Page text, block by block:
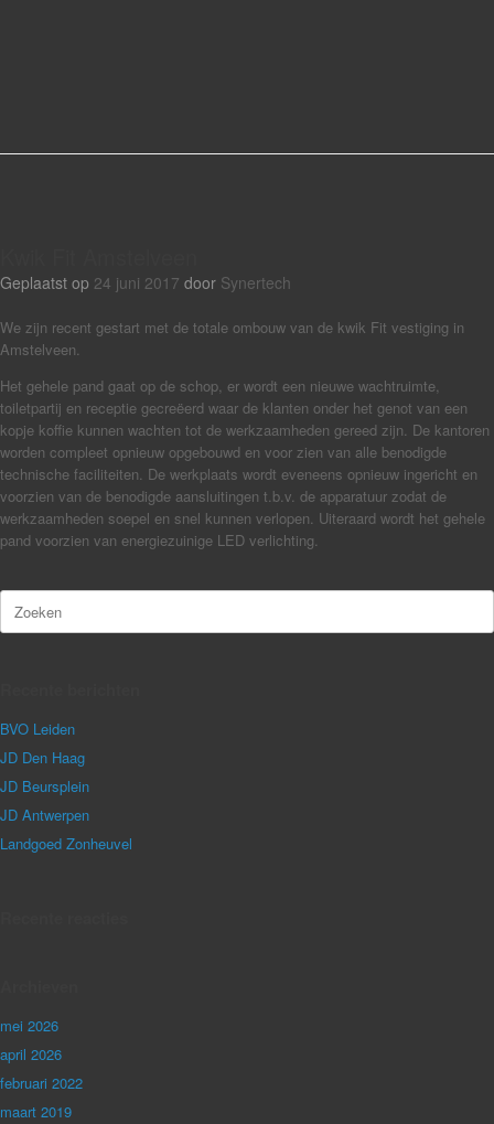
Geplaatst op 24 juni 2017 door Synertech
We zijn recent gestart met de totale ombouw van de kwik Fit vestiging in
Amstelveen.
Het gehele pand gaat op de schop, er wordt een nieuwe wachtruimte,
toiletpartij en receptie gecreëerd waar de klanten onder het genot van een
kopje koffie kunnen wachten tot de werkzaamheden gereed zijn. De kantoren
worden compleet opnieuw opgebouwd en voor zien van alle benodigde
technische faciliteiten. De werkplaats wordt eveneens opnieuw ingericht en
voorzien van de benodigde aansluitingen t.b.v. de apparatuur zodat de
werkzaamheden soepel en snel kunnen verlopen. Uiteraard wordt het gehele
pand voorzien van energiezuinige LED verlichting.
naar:
BVO Leiden
JD Den Haag
JD Beursplein
JD Antwerpen
Landgoed Zonheuvel
mei 2026
april 2026
februari 2022
maart 2019